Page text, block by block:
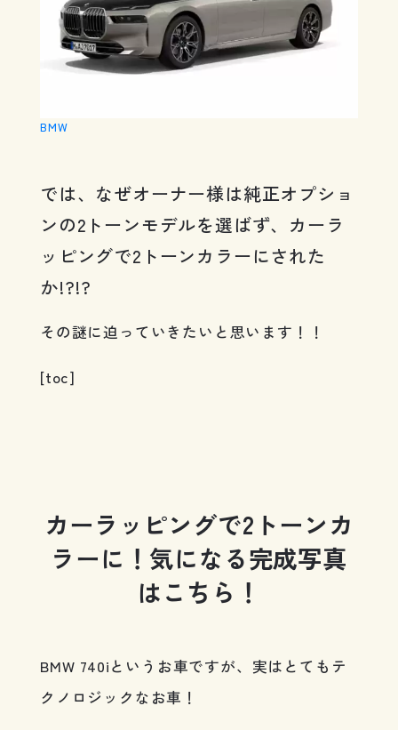
BMW
では、なぜオーナー様は純正オプショ
ンの2トーンモデルを選ばず、カーラ
ッピングで2トーンカラーにされた
か!?!?
その謎に迫っていきたいと思います！！
[toc]
カーラッピングで2トーンカ
ラーに！気になる完成写真
はこちら！
BMW 740iというお車ですが、実はとてもテ
クノロジックなお車！